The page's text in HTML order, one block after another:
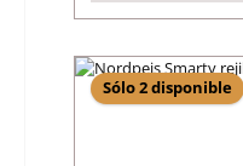
Sólo 2 disponible